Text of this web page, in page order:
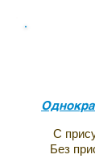
С
Без